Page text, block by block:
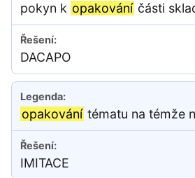
pokyn k opakování části
DACAPO
opakování tématu na témže
IMITACE